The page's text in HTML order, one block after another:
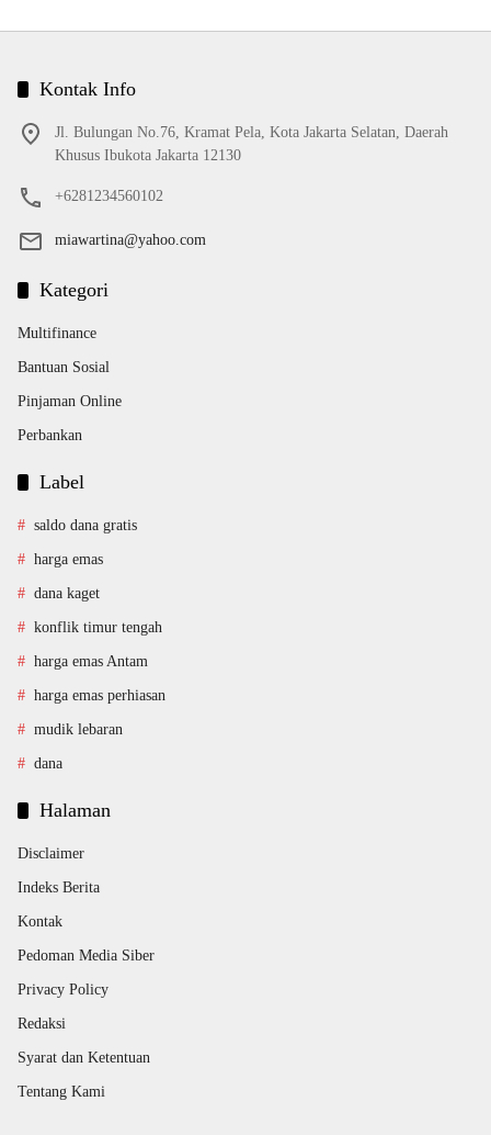
Kontak Info
Jl. Bulungan No.76, Kramat Pela, Kota Jakarta Selatan, Daerah
Khusus Ibukota Jakarta 12130
+6281234560102
miawartina@yahoo.com
Kategori
Multifinance
Bantuan Sosial
Pinjaman Online
Perbankan
Label
saldo dana gratis
harga emas
dana kaget
konflik timur tengah
harga emas Antam
harga emas perhiasan
mudik lebaran
dana
Halaman
Disclaimer
Indeks Berita
Kontak
Pedoman Media Siber
Privacy Policy
Redaksi
Syarat dan Ketentuan
Tentang Kami